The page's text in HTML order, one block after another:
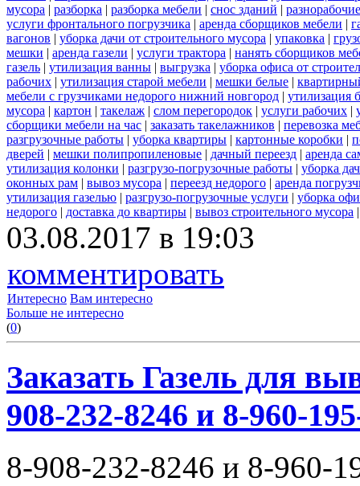
мусора | разборка | разборка мебели | снос зданий |
услуги фронтального погрузчика | аренда сборщиков мебели |
вагонов | уборка дачи от строительного мусора | упаковка |
мешки | аренда газели | услуги трактора | нанять сборщиков
газель | утилизация ванны | выгрузка | уборка офиса от
рабочих | утилизация старой мебели | мешки белые |
мебели с грузчиками недорого нижний новгород | утилизация
мусора | картон | такелаж | слом перегородок | услуги рабочих |
сборщики мебели на час | заказать такелажников | перевозка
разгрузочные работы | уборка квартиры | картонные коробки |
дверей | мешки полипропиленовые | дачный переезд | аренда
утилизация колонки | разгрузо-погрузочные работы | уборка
оконных рам | вывоз мусора | переезд недорого | аренда
утилизация газелью | разгрузо-погрузочные услуги | уборка
недорого | доставка до квартиры | вывоз строительного мусора
03.08.2017 в 19:03
комментировать
Интересно Вам интересно
Больше не интересно
(0)
Заказать Газель для
908-232-8246 и 8-960-
8-908-232-8246 и 8-960-